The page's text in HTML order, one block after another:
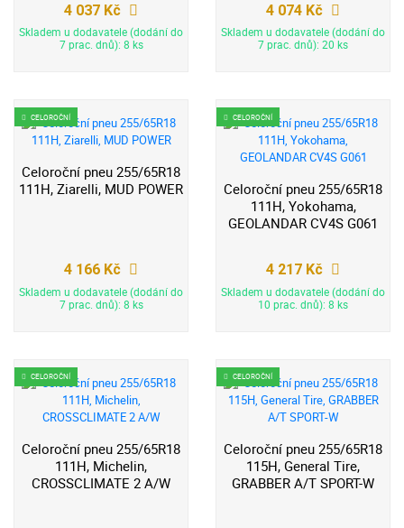
4 037 Kč
Skladem u dodavatele (dodání do
7 prac. dnů): 8 ks
4 074 Kč
Skladem u dodavatele (dodání do
7 prac. dnů): 20 ks
CELOROČNÍ
Celoroční pneu 255/65R18
111H, Ziarelli, MUD POWER
4 166 Kč
Skladem u dodavatele (dodání do
7 prac. dnů): 8 ks
CELOROČNÍ
Celoroční pneu 255/65R18
111H, Yokohama,
GEOLANDAR CV4S G061
4 217 Kč
Skladem u dodavatele (dodání do
10 prac. dnů): 8 ks
CELOROČNÍ
Celoroční pneu 255/65R18
111H, Michelin,
CROSSCLIMATE 2 A/W
CELOROČNÍ
Celoroční pneu 255/65R18
115H, General Tire,
GRABBER A/T SPORT-W